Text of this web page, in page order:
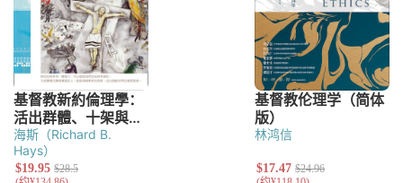
海斯（Richard B.
Hays）
林鸿信